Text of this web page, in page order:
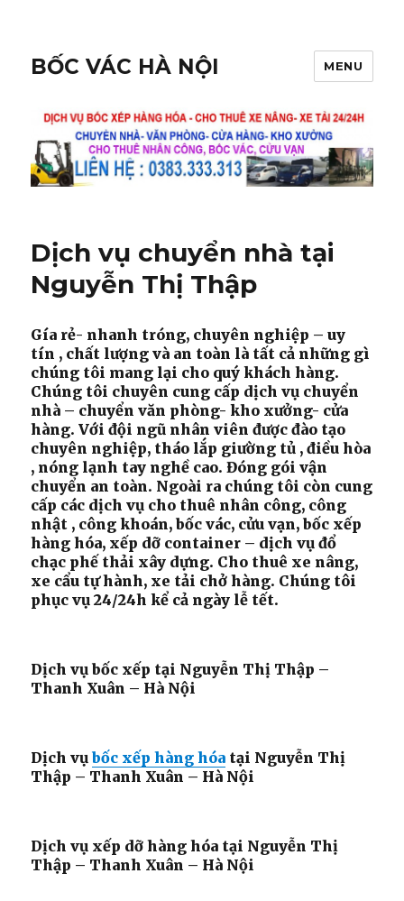
BỐC VÁC HÀ NỘI MENU
Dịch vụ chuyển nhà tại
Nguyễn Thị Thập
Gía rẻ- nhanh tróng, chuyên nghiệp – uy
tín , chất lượng và an toàn là tất cả những gì
chúng tôi mang lại cho quý khách hàng.
Chúng tôi chuyên cung cấp dịch vụ chuyển
nhà – chuyển văn phòng- kho xưởng- cửa
hàng. Với đội ngũ nhân viên được đào tạo
chuyên nghiệp, tháo lắp giường tủ , điều hòa
, nóng lạnh tay nghề cao. Đóng gói vận
chuyển an toàn. Ngoài ra chúng tôi còn cung
cấp các dịch vụ cho thuê nhân công, công
nhật , công khoán, bốc vác, cửu vạn, bốc xếp
hàng hóa, xếp dỡ container – dịch vụ đổ
chạc phế thải xây dựng. Cho thuê xe nâng,
xe cẩu tự hành, xe tải chở hàng. Chúng tôi
phục vụ 24/24h kể cả ngày lễ tết.
Dịch vụ bốc xếp tại Nguyễn Thị Thập –
Thanh Xuân – Hà Nội
Dịch vụbốc xếp hàng hóa tại Nguyễn Thị
Thập – Thanh Xuân – Hà Nội
Dịch vụ xếp dỡ hàng hóa tại Nguyễn Thị
Thập – Thanh Xuân – Hà Nội